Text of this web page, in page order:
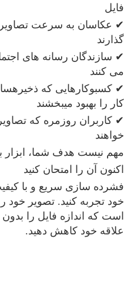
فایل
✔ عکاسان به سرعت تصاویر
گذارند
✔ سازندگان رسانه های
می کنند
✔ کسبوکارهایی که
کار را بهبود میبخشند
✔ کاربران روزمره که
خواهند
مهم نیست هدف شما، ابزار
اکنون آن را امتحان کنید
فشرده سازی سریع و با
خود تجربه کنید. تصویر خود
است که اندازه فایل را
علاقه خود کاهش دهید.